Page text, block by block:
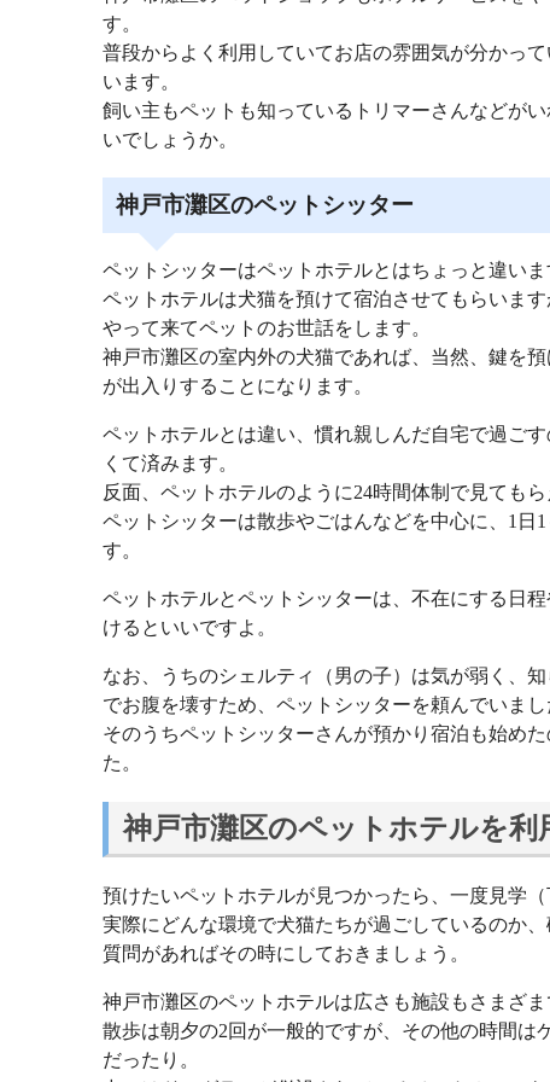
す。
普段からよく利用していてお店の雰囲気が分かっ
います。
飼い主もペットも知っているトリマーさんなどが
いでしょうか。
神戸市灘区のペットシッター
ペットシッターはペットホテルとはちょっと違いま
ペットホテルは犬猫を預けて宿泊させてもらいま
やって来てペットのお世話をします。
神戸市灘区の室内外の犬猫であれば、当然、鍵を
が出入りすることになります。
ペットホテルとは違い、慣れ親しんだ自宅で過ご
くて済みます。
反面、ペットホテルのように24時間体制で見てもら
ペットシッターは散歩やごはんなどを中心に、1日
す。
ペットホテルとペットシッターは、不在にする日
けるといいですよ。
なお、うちのシェルティ（男の子）は気が弱く、
でお腹を壊すため、ペットシッターを頼んでいまし
そのうちペットシッターさんが預かり宿泊も始め
た。
神戸市灘区のペットホテルを利
預けたいペットホテルが見つかったら、一度見学（
実際にどんな環境で犬猫たちが過ごしているのか、
質問があればその時にしておきましょう。
神戸市灘区のペットホテルは広さも施設もさまざま
散歩は朝夕の2回が一般的ですが、その他の時間は
だったり。